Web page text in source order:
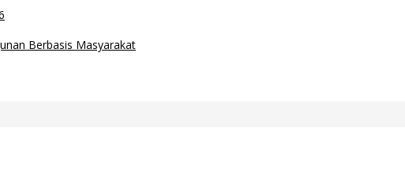
Berbasis Masyarakat